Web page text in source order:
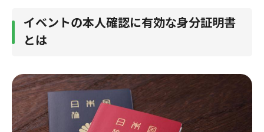
イベントの本人確認に有効な身分証明書
とは